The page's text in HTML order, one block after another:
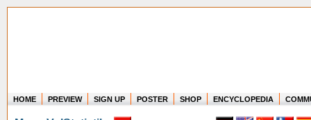
HOME PREVIEW SIGN UP POSTER SHOP ENCYCLOPEDIA